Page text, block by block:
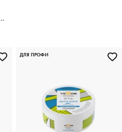
ДЛЯ ПРОФИ